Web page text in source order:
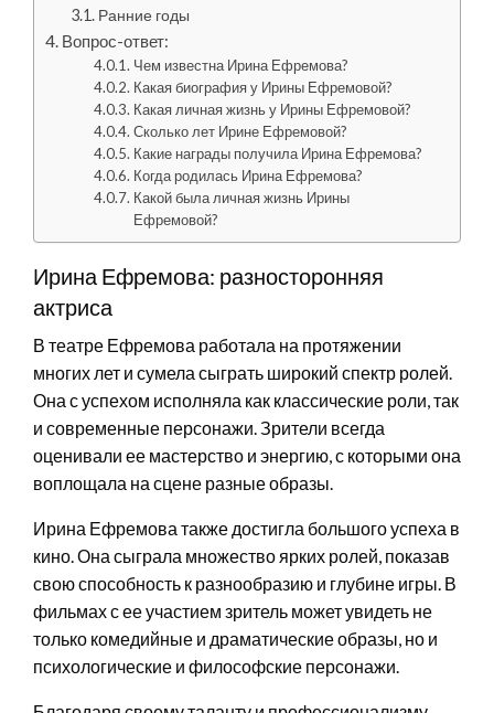
Ранние годы
Вопрос-ответ:
Чем известна Ирина Ефремова?
Какая биография у Ирины Ефремовой?
Какая личная жизнь у Ирины Ефремовой?
Сколько лет Ирине Ефремовой?
Какие награды получила Ирина Ефремова?
Когда родилась Ирина Ефремова?
Какой была личная жизнь Ирины
Ефремовой?
Ирина Ефремова: разносторонняя
актриса
В театре Ефремова работала на протяжении
многих лет и сумела сыграть широкий спектр ролей.
Она с успехом исполняла как классические роли, так
и современные персонажи. Зрители всегда
оценивали ее мастерство и энергию, с которыми она
воплощала на сцене разные образы.
Ирина Ефремова также достигла большого успеха в
кино. Она сыграла множество ярких ролей, показав
свою способность к разнообразию и глубине игры. В
фильмах с ее участием зритель может увидеть не
только комедийные и драматические образы, но и
психологические и философские персонажи.